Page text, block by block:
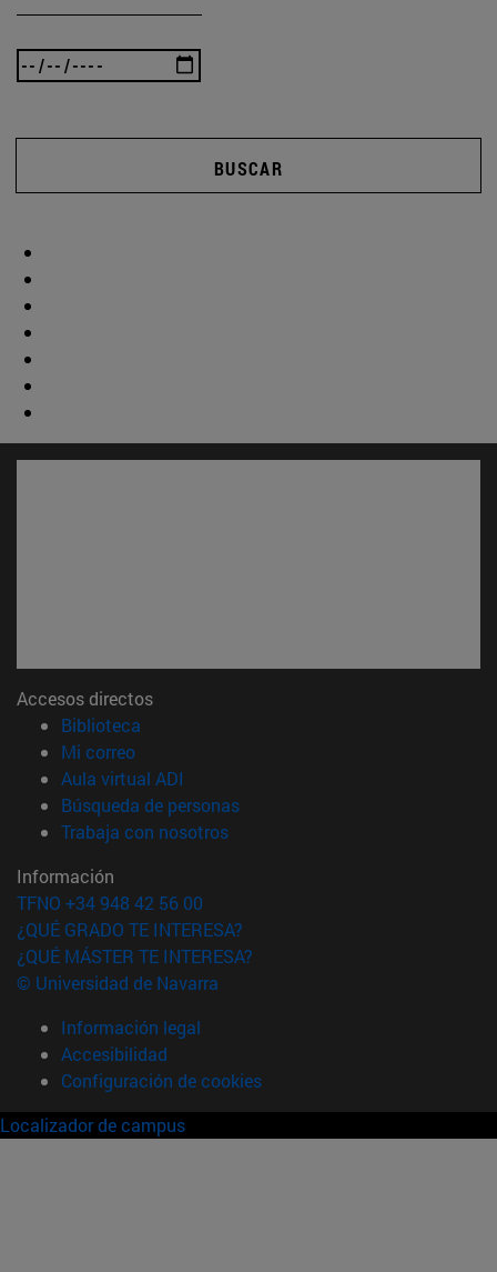
BUSCAR
Accesos directos
Biblioteca
Mi correo(abre en nueva ventana)
Aula virtual ADI
Búsqueda de personas(abre en nueva ventana)
Trabaja con nosotros(abre en nueva ventana)
Información
TFNO +34 948 42 56 00
¿QUÉ GRADO TE INTERESA?
¿QUÉ MÁSTER TE INTERESA?
© Universidad de Navarra
Información legal
Accesibilidad
Configuración de cookies
Localizador de campus